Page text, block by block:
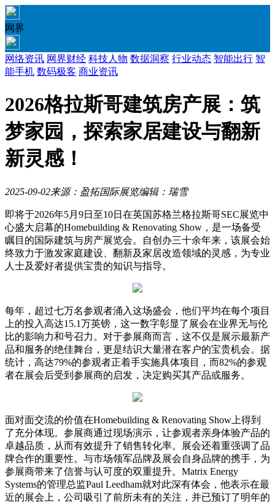
网界
网络资讯 网界财经 科技人物 数据洞察 行业动态 智能出行 智
能手机 数码极客 商业资讯
2026格拉斯哥建筑房产展：筑
梦家园，探索家居建设与翻新
新灵感！
2025-09-02来源：盈拓国际展览编辑：瑞雪
即将于2026年5月9日至10日在英国苏格兰格拉斯哥SEC展览中
心盛大启幕的Homebuilding & Renovating Show，是一场备受
瞩目的国际建筑与房产展览会。自创办三十余年来，该展会始
终致力于激发家庭建设、翻新及家居改造领域的灵感，为专业
人士及爱好者提供宝贵的知识与指导。
每年，超过七万名参观者涌入这场盛会，他们平均在每个项目
上的投入高达15.1万英镑，这一数字彰显了展会在业界无与伦
比的影响力和号召力。对于参展商而言，这不仅是展示最新产
品和服务的绝佳舞台，更是结识大量潜在客户的宝贵机会。据
统计，高达79%的参观者正着手实施具体项目，而82%的参观
者在展会后受到参展商的启发，决定购买其产品或服务。
面对面交流的价值在Homebuilding & Renovating Show上得到
了充分体现。参展商通过现场演示，让参观者亲身体验产品的
卓越品质，从而有效提升了销售转化率。展会还着重强调了品
牌合作的重要性。与市场领军品牌及展会自身品牌的携手，为
参展商带来了信誉与认可度的双重提升。Matrix Energy
Systems的管理总监Paul Leedham就对此深有体会，他表示在最
近的展会上，公司吸引了前所未有的关注，并已预订了明年的